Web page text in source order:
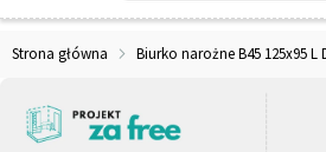
Strona główna Biurko narożne B45 125x95 L
Wszystkie Kolekcje
Szafa
Materace